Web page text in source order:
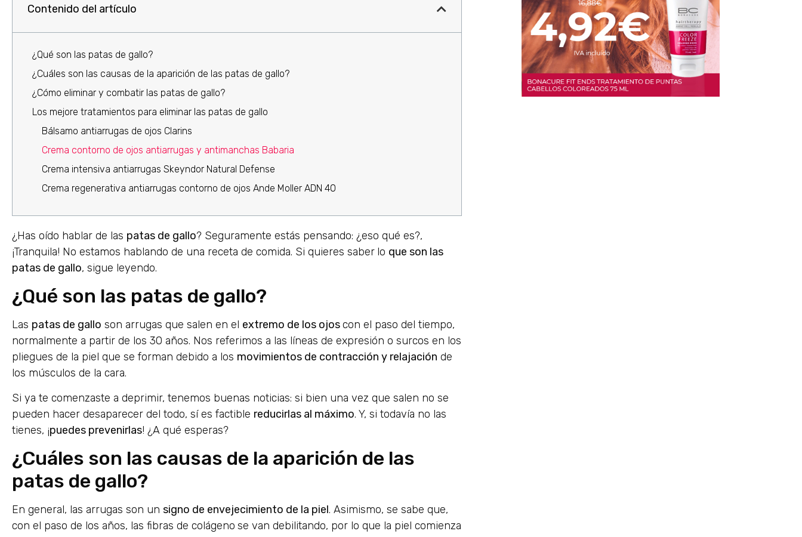
Contenido del artículo
¿Qué son las patas de gallo?
¿Cuáles son las causas de la aparición de las patas de gallo?
¿Cómo eliminar y combatir las patas de gallo?
Los mejore tratamientos para eliminar las patas de gallo
Bálsamo antiarrugas de ojos Clarins
Crema contorno de ojos antiarrugas y antimanchas Babaria
Crema intensiva antiarrugas Skeyndor Natural Defense
Crema regenerativa antiarrugas contorno de ojos Ande Moller ADN 40
¿Has oído hablar de las patas de gallo? Seguramente estás pensando: ¿eso qué es?,
¡Tranquila! No estamos hablando de una receta de comida. Si quieres saber lo que son las
patas de gallo, sigue leyendo.
¿Qué son las patas de gallo?
Las patas de gallo son arrugas que salen en el extremo de los ojoscon el paso del tiempo,
normalmente a partir de los 30 años. Nos referimos a las líneas de expresión o surcos en los
pliegues de la piel que se forman debido a los movimientos de contracción y relajación de
los músculos de la cara.
Si ya te comenzaste a deprimir, tenemos buenas noticias: si bien una vez que salen no se
pueden hacer desaparecer del todo, sí es factible reducirlas al máximo. Y, si todavía no las
tienes, ¡puedes prevenirlas! ¿A qué esperas?
¿Cuáles son las causas de la aparición de las
patas de gallo?
En general, las arrugas son un signo de envejecimiento de la piel. Asimismo, se sabe que,
con el paso de los años, las fibras de colágeno se van debilitando, por lo que la piel comienza